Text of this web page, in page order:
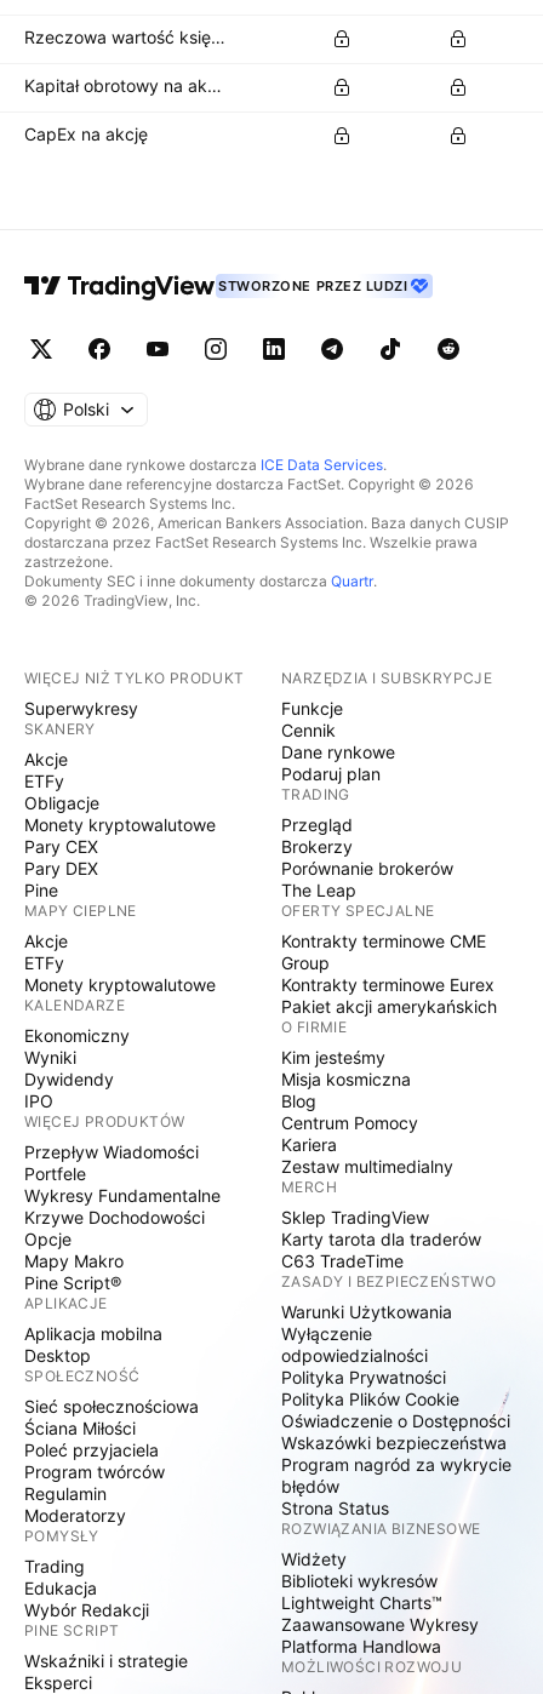
Rzeczowa wartość księgowa na akcję
Kapitał obrotowy na akcję
CapEx na akcję
STWORZONE PRZEZ LUDZI
Polski
Wybrane dane rynkowe dostarcza ICE Data Services.
Wybrane dane referencyjne dostarcza FactSet. Copyright © 2026
FactSet Research Systems Inc.
Copyright © 2026, American Bankers Association. Baza danych CUSIP
dostarczana przez FactSet Research Systems Inc. Wszelkie prawa
zastrzeżone.
Dokumenty SEC i inne dokumenty dostarcza Quartr.
© 2026 TradingView, Inc.
WIĘCEJ NIŻ TYLKO PRODUKT
Superwykresy
SKANERY
Akcje
ETFy
Obligacje
Monety kryptowalutowe
Pary CEX
Pary DEX
Pine
MAPY CIEPLNE
Akcje
ETFy
Monety kryptowalutowe
KALENDARZE
Ekonomiczny
Wyniki
Dywidendy
IPO
WIĘCEJ PRODUKTÓW
Przepływ Wiadomości
Portfele
Wykresy Fundamentalne
Krzywe Dochodowości
Opcje
Mapy Makro
Pine Script®
APLIKACJE
Aplikacja mobilna
Desktop
SPOŁECZNOŚĆ
Sieć społecznościowa
Ściana Miłości
Poleć przyjaciela
Program twórców
Regulamin
Moderatorzy
POMYSŁY
Trading
Edukacja
Wybór Redakcji
PINE SCRIPT
Wskaźniki i strategie
Eksperci
NARZĘDZIA I SUBSKRYPCJE
Funkcje
Cennik
Dane rynkowe
Podaruj plan
TRADING
Przegląd
Brokerzy
Porównanie brokerów
The Leap
OFERTY SPECJALNE
Kontrakty terminowe CME
Group
Kontrakty terminowe Eurex
Pakiet akcji amerykańskich
O FIRMIE
Kim jesteśmy
Misja kosmiczna
Blog
Centrum Pomocy
Kariera
Zestaw multimedialny
MERCH
Sklep TradingView
Karty tarota dla traderów
C63 TradeTime
ZASADY I BEZPIECZEŃSTWO
Warunki Użytkowania
Wyłączenie
odpowiedzialności
Polityka Prywatności
Polityka Plików Cookie
Oświadczenie o Dostępności
Wskazówki bezpieczeństwa
Program nagród za wykrycie
błędów
Strona Status
ROZWIĄZANIA BIZNESOWE
Widżety
Biblioteki wykresów
Lightweight Charts™
Zaawansowane Wykresy
Platforma Handlowa
MOŻLIWOŚCI ROZWOJU